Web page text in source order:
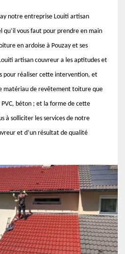
notre entreprise Louiti artisan
qu’il vous faut pour prendre en main
en ardoise à Pouzay et ses
artisan couvreur a les aptitudes et
pour réaliser cette intervention, et
matériau de revêtement toiture que
béton ; et la forme de cette
à solliciter les services de notre
et d’un résultat de qualité